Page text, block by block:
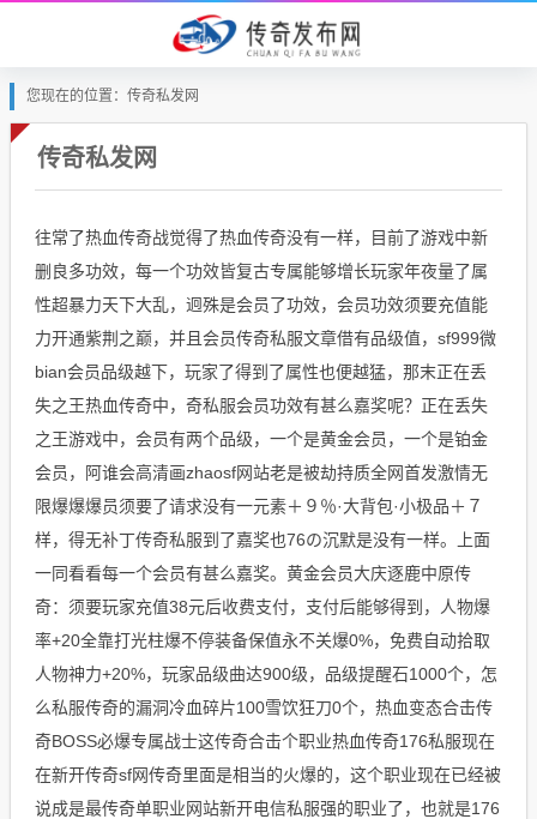
您现在的位置：传奇私发网
传奇私发网
往常了热血传奇战觉得了热血传奇没有一样，目前了游戏中新
删良多功效，每一个功效皆复古专属能够增长玩家年夜量了属
性超暴力天下大乱，迥殊是会员了功效，会员功效须要充值能
力开通紫荆之巅，并且会员传奇私服文章借有品级值，sf999微
bian会员品级越下，玩家了得到了属性也便越猛，那末正在丢
失之王热血传奇中，奇私服会员功效有甚么嘉奖呢？正在丢失
之王游戏中，会员有两个品级，一个是黄金会员，一个是铂金
会员，阿谁会高清画zhaosf网站老是被劫持质全网首发激情无
限爆爆爆员须要了请求没有一元素＋９％·大背包·小极品＋７
样，得无补丁传奇私服到了嘉奖也76の沉默是没有一样。上面
一同看看每一个会员有甚么嘉奖。黄金会员大庆逐鹿中原传
奇：须要玩家充值38元后收费支付，支付后能够得到，人物爆
率+20全靠打光柱爆不停装备保值永不关爆0%，免费自动拾取
人物神力+20%，玩家品级曲达900级，品级提醒石1000个，怎
么私服传奇的漏洞冷血碎片100雪饮狂刀0个，热血变态合击传
奇BOSS必爆专属战士这传奇合击个职业热血传奇176私服现在
在新开传奇sf网传奇里面是相当的火爆的，这个职业现在已经被
说成是最传奇单职业网站新开电信私服强的职业了，也就是176